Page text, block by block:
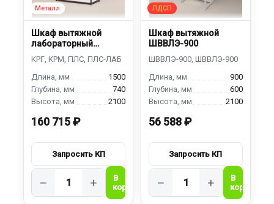
Шкаф вытяжной
лабораторный
1500
740
2100
160 715 ₽
− +
Шкаф вытяжной
ШВВЛЭ-900
900
600
2100
56 588 ₽
− +